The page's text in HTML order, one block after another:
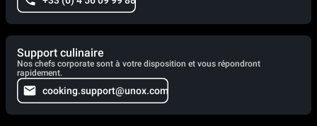
Support culinaire
Nos chefs corporate sont à votre disposition et vous répondront
rapidement.
cooking.support@unox.com